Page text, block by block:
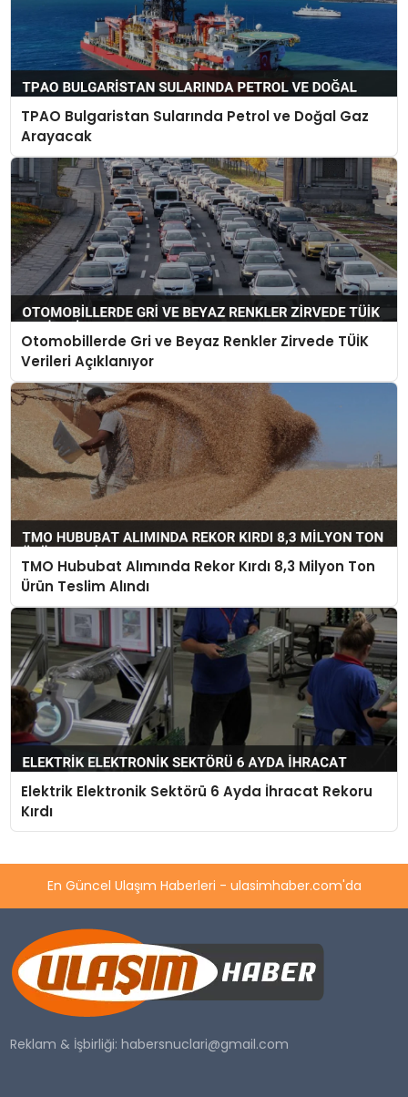
TPAO Bulgaristan Sularında Petrol ve Doğal Gaz
Arayacak
Otomobillerde Gri ve Beyaz Renkler Zirvede TÜİK
Verileri Açıklanıyor
TMO Hububat Alımında Rekor Kırdı 8,3 Milyon Ton
Ürün Teslim Alındı
Elektrik Elektronik Sektörü 6 Ayda İhracat Rekoru
Kırdı
En Güncel Ulaşım Haberleri - ulasimhaber.com'da
Reklam & İşbirliği:habersnuclari@gmail.com